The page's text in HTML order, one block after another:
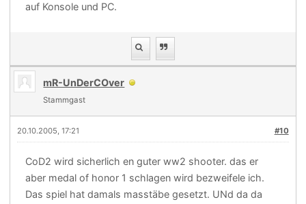
auf Konsole und PC.
mR-UnDerCOver
Stammgast
#10
20.10.2005, 17:21
CoD2 wird sicherlich en guter ww2 shooter. das er
aber medal of honor 1 schlagen wird bezweifele ich.
Das spiel hat damals masstäbe gesetzt. UNd da da